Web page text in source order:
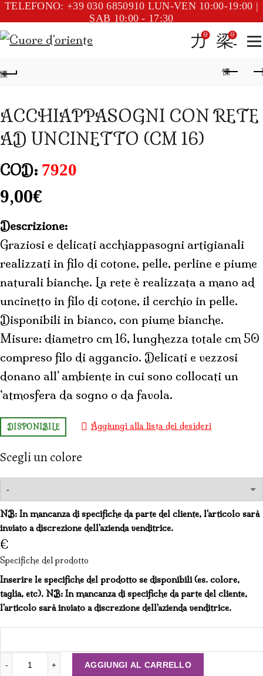
TELEFONO: +39 030 6850910 LUN-VEN 10:00-19:00 |
SAB 10:00 - 17:30
0 0
ACCHIAPPASOGNI CON RETE
AD UNCINETTO (CM 16)
COD: 7920
9,00€
Descrizione:
Graziosi e delicati acchiappasogni artigianali
realizzati in filo di cotone, pelle, perline e piume
naturali bianche. La rete è realizzata a mano ad
uncinetto in filo di cotone, il cerchio in pelle.
Disponibili in bianco, con piume bianche.
Misure: diametro cm 16, lunghezza totale cm 50
compreso filo di aggancio. Delicati e vezzosi
donano all’ ambiente in cui sono collocati un
‘atmosfera da sogno o da favola.
DISPONIBILE Aggiungi alla lista dei desideri
Scegli un colore
NB: In mancanza di specifiche da parte del cliente, l'articolo sarà
inviato a discrezione dell'azienda venditrice.
€
Specifiche del prodotto
Inserire le specifiche del prodotto se disponibili (es. colore,
taglia, etc). NB: In mancanza di specifiche da parte del cliente,
l'articolo sarà inviato a discrezione dell'azienda venditrice.
AGGIUNGI AL CARRELLO